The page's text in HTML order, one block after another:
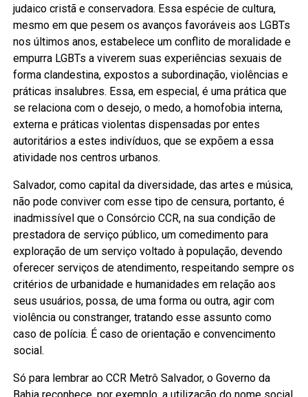
judaico cristã e conservadora. Essa espécie de cultura,
mesmo em que pesem os avanços favoráveis aos LGBTs
nos últimos anos, estabelece um conflito de moralidade e
empurra LGBTs a viverem suas experiências sexuais de
forma clandestina, expostos a subordinação, violências e
práticas insalubres. Essa, em especial, é uma prática que
se relaciona com o desejo, o medo, a homofobia interna,
externa e práticas violentas dispensadas por entes
autoritários a estes indivíduos, que se expõem a essa
atividade nos centros urbanos.
Salvador, como capital da diversidade, das artes e música,
não pode conviver com esse tipo de censura, portanto, é
inadmissível que o Consórcio CCR, na sua condição de
prestadora de serviço público, um comedimento para
exploração de um serviço voltado à população, devendo
oferecer serviços de atendimento, respeitando sempre os
critérios de urbanidade e humanidades em relação aos
seus usuários, possa, de uma forma ou outra, agir com
violência ou constranger, tratando esse assunto como
caso de polícia. É caso de orientação e convencimento
social.
Só para lembrar ao CCR Metrô Salvador, o Governo da